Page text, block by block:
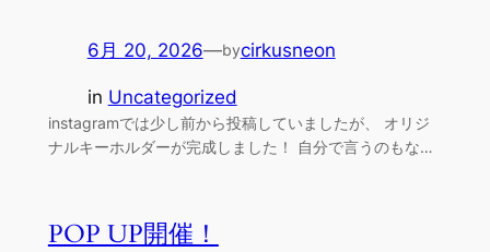
6月 20, 2026—bycirkusneon
in Uncategorized
instagramでは少し前から投稿していましたが、 オリジ
ナルキーホルダーが完成しました！ 自分で言うのもな…
POP UP開催！